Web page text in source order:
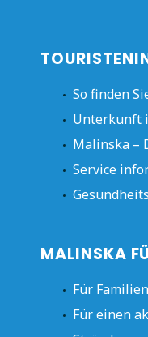
So finden
Unterkunft
Malinska –
Service
MALINSKA
Für
Für einen